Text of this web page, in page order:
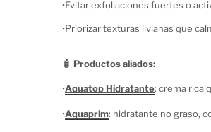
•Evitar exfoliaciones fuertes o
•Priorizar texturas livianas que
🧴 Productos aliados:
•Aquatop Hidratante: crema rica
•Aquaprim: hidratante no graso,